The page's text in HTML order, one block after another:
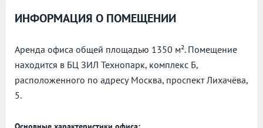
ИНФОРМАЦИЯ О ПОМЕЩЕНИИ
Аренда офиса общей площадью 1350 м². Помещение
находится в БЦ ЗИЛ Технопарк, комплекс Б,
расположенного по адресу Москва, проспект Лихачёва,
5.